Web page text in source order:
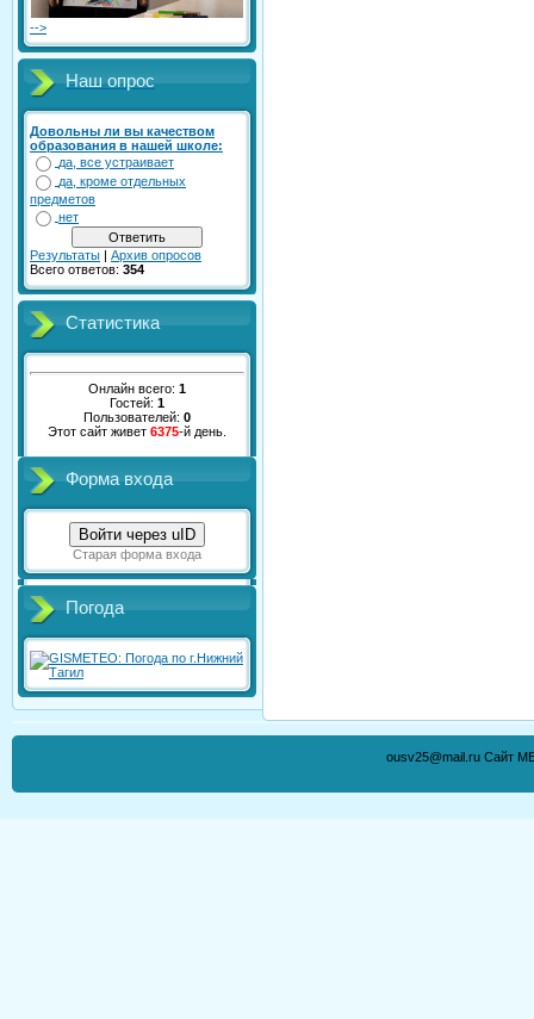
-->
Наш опрос
Довольны ли вы качеством
образования в нашей школе:
да, все устраивает
да, кроме отдельных
предметов
нет
Результаты | Архив опросов
Всего ответов: 354
Статистика
Онлайн всего: 1
Гостей: 1
Пользователей: 0
Этот сайт живет 6375-й день.
Форма входа
Войти через uID
Старая форма входа
Погода
ousv25@mail.ru Сайт